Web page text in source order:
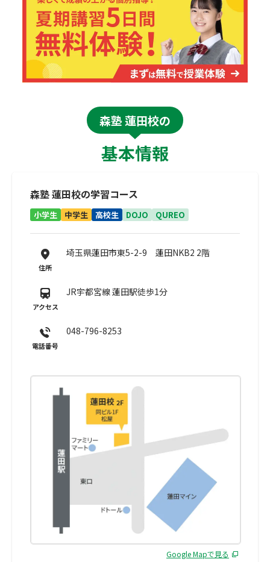
森塾 蓮田校の
基本情報
森塾 蓮田校の学習コース
小学生 中学生 高校生 DOJO QUREO
住所
埼玉県蓮田市東5-2-9 蓮田NKB2 2階
アクセス
JR宇都宮線 蓮田駅徒歩1分
電話番号
048-796-8253
Google Mapで見る